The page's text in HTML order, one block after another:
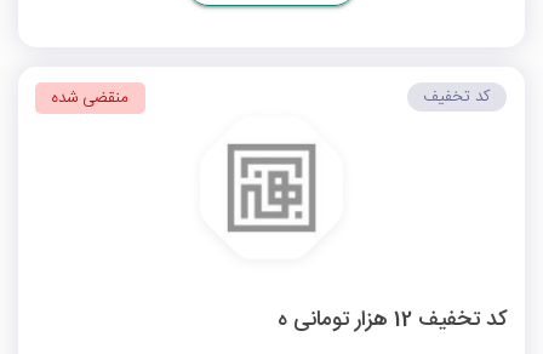
کد تخفیف 12 هزار تومانی ه
کد تخفیف منقضی شده